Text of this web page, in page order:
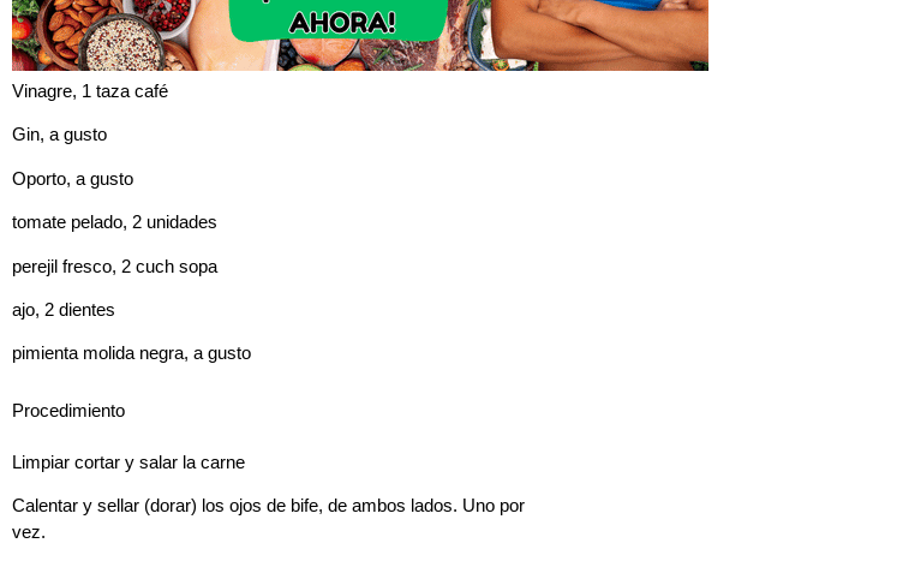
Vinagre, 1 taza café
Gin, a gusto
Oporto, a gusto
tomate pelado, 2 unidades
perejil fresco, 2 cuch sopa
ajo, 2 dientes
pimienta molida negra, a gusto
Procedimiento
Limpiar cortar y salar la carne
Calentar y sellar (dorar) los ojos de bife, de ambos lados. Uno por
vez.